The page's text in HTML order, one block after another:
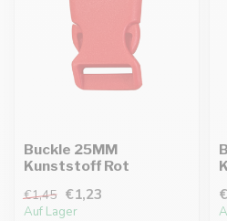
Buckle 25MM
Kunststoff Rot
€1,45 €1,23
Auf Lager